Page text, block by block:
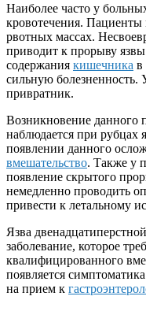
Наиболее часто у
кровотечения. Пациенты
рвотных массах.
приводит к прорыву
содержания кишечника в
сильную болезненность.
привратник.
Возникновение данного
наблюдается при рубцах
появлении данного
вмешательство. Также у
появление скрытого
немедленно проводить
привести к летальному
Язва
заболевание, которое
квалифицированного
появляется
на прием к